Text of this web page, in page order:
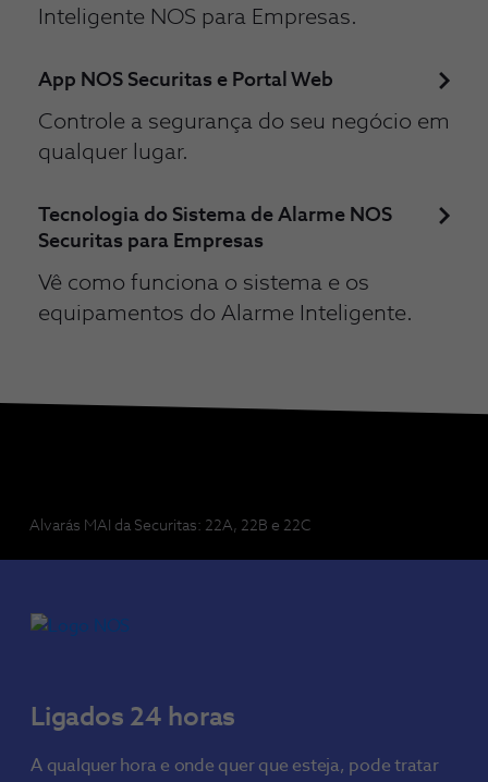
Inteligente NOS para Empresas.
App NOS Securitas e Portal Web
Controle a segurança do seu negócio em
qualquer lugar.
Tecnologia do Sistema de Alarme NOS
Securitas para Empresas
Vê como funciona o sistema e os
equipamentos do Alarme Inteligente.
Alvarás MAI da Securitas: 22A, 22B e 22C
Ligados 24 horas
A qualquer hora e onde quer que esteja, pode tratar